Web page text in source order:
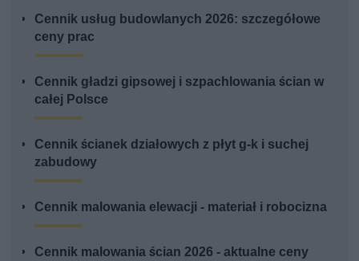
Cennik usług budowlanych 2026: szczegółowe
ceny prac
Cennik gładzi gipsowej i szpachlowania ścian w
całej Polsce
Cennik ścianek działowych z płyt g-k i suchej
zabudowy
Cennik malowania elewacji - materiał i robocizna
Cennik malowania ścian 2026 - aktualne ceny